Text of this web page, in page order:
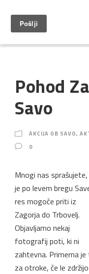
Pohod
Savo
AKCIJA OB SAVO,
0
Mnogi nas sprašujete,
je po levem bregu
res mogoče priti iz
Zagorja do Trbovelj.
Objavljamo nekaj
fotografij poti, ki ni
zahtevna. Primerna je
za otroke, če le zdržijo